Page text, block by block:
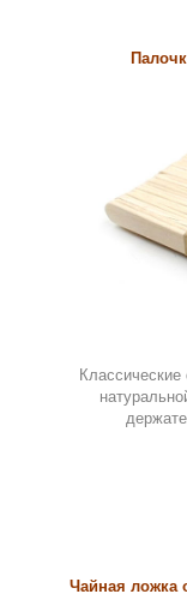
Чайная ложка